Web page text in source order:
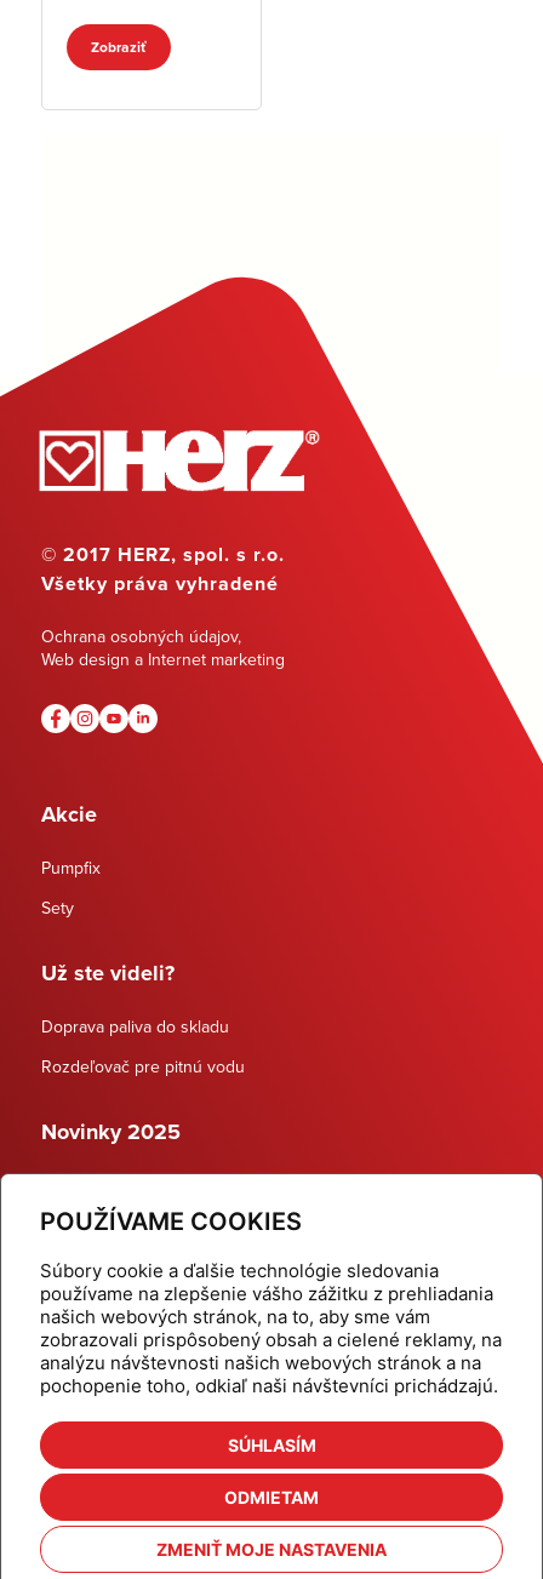
POUŽÍVAME COOKIES
Súbory cookie a ďalšie technológie sledovania
používame na zlepšenie vášho zážitku z prehliadania
našich webových stránok, na to, aby sme vám
zobrazovali prispôsobený obsah a cielené reklamy, na
analýzu návštevnosti našich webových stránok a na
pochopenie toho, odkiaľ naši návštevníci prichádzajú.
SÚHLASÍM
ODMIETAM
ZMENIŤ MOJE NASTAVENIA
Zobraziť
© 2017 HERZ, spol. s r.o.
Všetky práva vyhradené
Ochrana osobných údajov,
Web design a Internet marketing
Akcie
Pumpfix
Sety
Už ste videli?
Doprava paliva do skladu
Rozdeľovač pre pitnú vodu
Novinky 2025
Dynamické termostatické ventily
Domov
Produkty
Aktuality
Odber šikovné tipy
Kalkulačky
Cenníky
Na stiahnutie
Referencie
Kontakt
Nastavenie cookies